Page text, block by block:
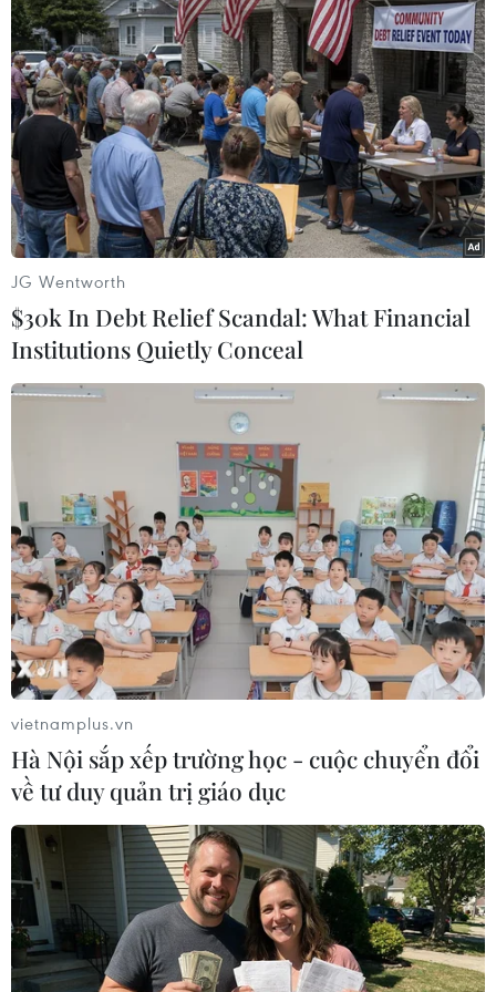
Xuất khẩu thủy sản thu về 2,7 tỷ USD trong
Lũy kế 4 tháng đầu năm 2024, xuất khẩu thủy sản thu
về 2,7 tỷ USD, tăng 6% so với cùng kỳ năm 2023, trong
đó chỉ riêng tháng 4/2024, xuất khẩu thủy sản đạt 770
triệu USD.
JG Wentworth
$30k In Debt Relief Scandal: What Financial
Institutions Quietly Conceal
vietnamplus.vn
Hà Nội sắp xếp trường học - cuộc chuyển đổi
về tư duy quản trị giáo dục